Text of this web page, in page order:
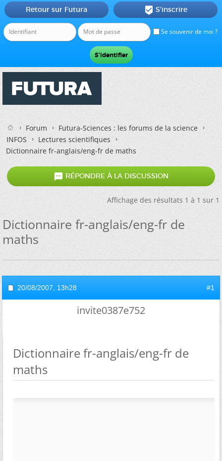
Se souvenir de moi ?
Retour sur Futura  S'inscrire
Forum
Futura-Sciences : les forums de la science
INFOS
Lectures scientifiques
Dictionnaire fr-anglais/eng-fr de maths
 RÉPONDRE À LA DISCUSSION
Affichage des résultats 1 à 1 sur 1
Dictionnaire fr-anglais/eng-fr de
maths
20/08/2007, 13h28 #1
invite0387e752
Dictionnaire fr-anglais/eng-fr de
maths